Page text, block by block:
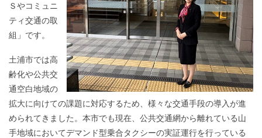
Ｓやコミュニ
ティ交通の取
組」です。
土浦市では高
齢化や公共交
通空白地域の
拡大に向けての課題に対応するため、様々な交通手段の導入が進
められてきました。本市でも現在、公共交通網から離れている山
手地域においてデマンド型乗合タクシーの実証運行を行っている